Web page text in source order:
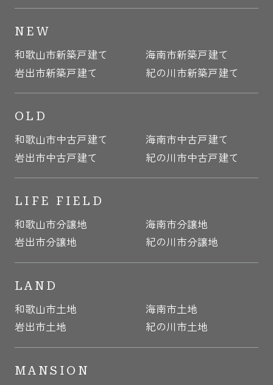
NEW
和歌山市新築戸建て
海南市新築戸建て
岩出市新築戸建て
紀の川市新築戸建て
OLD
和歌山市中古戸建て
海南市中古戸建て
岩出市中古戸建て
紀の川市中古戸建て
LIFE FIELD
和歌山市分譲地
海南市分譲地
岩出市分譲地
紀の川市分譲地
LAND
和歌山市土地
海南市土地
岩出市土地
紀の川市土地
MANSION